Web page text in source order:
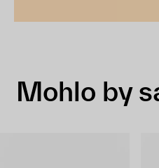
Mohlo by